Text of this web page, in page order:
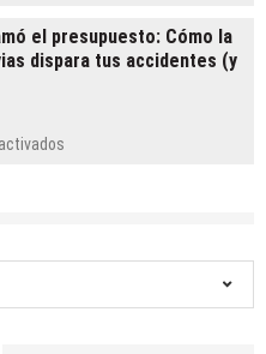
del
cumplimiento
el presupuesto: Cómo la
dispara tus accidentes (y